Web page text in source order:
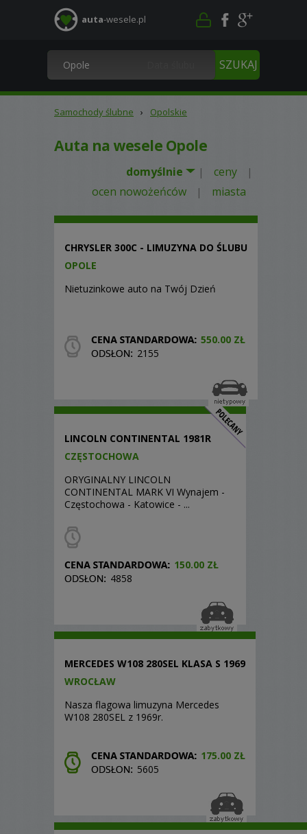
auta-wesele.pl
Samochody ślubne › Opolskie
Auta na wesele Opole
domyślnie | ceny |
ocen nowożeńców | miasta
CHRYSLER 300C - LIMUZYNA DO ŚLUBU
OPOLE
Nietuzinkowe auto na Twój Dzień
550.00 ZŁ
2155
LINCOLN CONTINENTAL 1981R
CZĘSTOCHOWA
ORYGINALNY LINCOLN
CONTINENTAL MARK VI Wynajem -
Częstochowa - Katowice - ...
150.00 ZŁ
4858
MERCEDES W108 280SEL KLASA S 1969
WROCŁAW
Nasza flagowa limuzyna Mercedes
W108 280SEL z 1969r.
175.00 ZŁ
5605